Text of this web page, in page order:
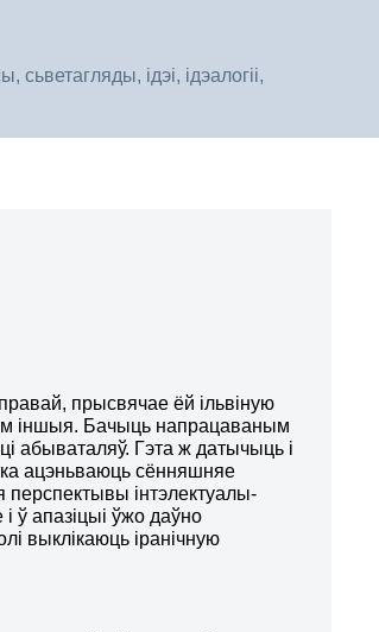
ідэі, ідэалогіі,
прысвячае ёй ільвіную
іншыя. Бачыць напрацаваным
абываталяў. Гэта ж датычыць і
ацэньваюць сённяшняе
перспектывы інтэлектуалы-
ў апазіцыі ўжо даўно
выклікаюць іранічную